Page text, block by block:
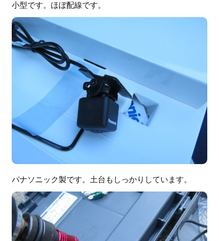
小型です。ほぼ配線です。
パナソニック製です。土台もしっかりしています。